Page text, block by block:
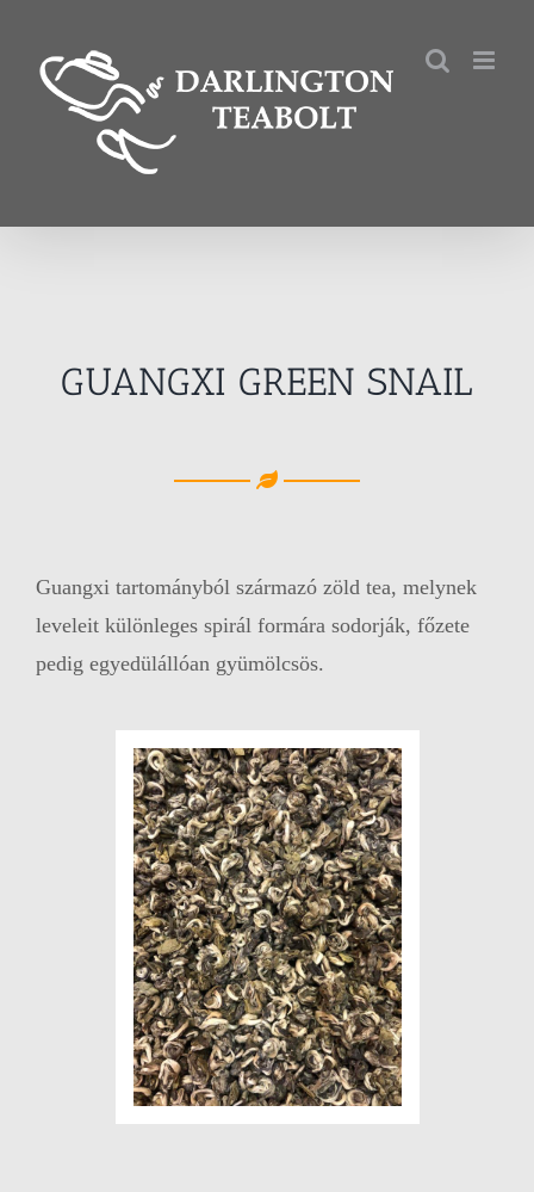
GUANGXI GREEN SNAIL
Guangxi tartományból származó zöld tea, melynek
leveleit különleges spirál formára sodorják, főzete
pedig egyedülállóan gyümölcsös.